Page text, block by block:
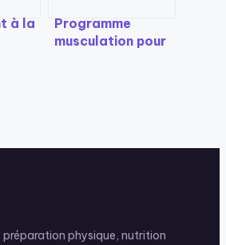
à la
Programme
musculation pour
préparation physique, nutrition